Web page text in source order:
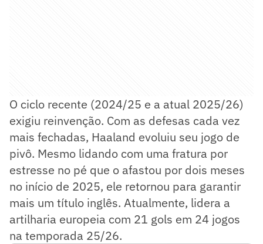
O ciclo recente (2024/25 e a atual 2025/26)
exigiu reinvenção. Com as defesas cada vez
mais fechadas, Haaland evoluiu seu jogo de
pivô. Mesmo lidando com uma fratura por
estresse no pé que o afastou por dois meses
no início de 2025, ele retornou para garantir
mais um título inglês. Atualmente, lidera a
artilharia europeia com 21 gols em 24 jogos
na temporada 25/26.